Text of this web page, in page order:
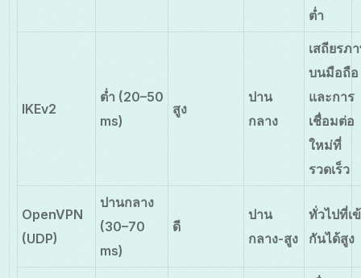
ต่ำ
IKEv2
ต่ำ (20–50
ms)
สูง
ปาน
กลาง
เสถียรภ
บนมือถือ
และการ
เชื่อมต่อ
ใหม่ที่
รวดเร็ว
OpenVPN
(UDP)
ปานกลาง
(30–70
ms)
ดี
ปาน
กลาง-สูง
ทั่วไปที่เ
กันได้สูง